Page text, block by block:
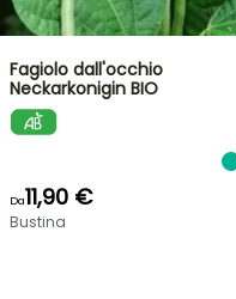
Fagiolo dall'occhio
Neckarkonigin BIO
Da11,90 €
Bustina